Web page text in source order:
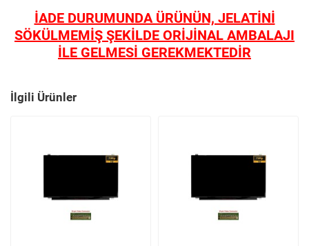
İADE DURUMUNDA ÜRÜNÜN, JELATİNİ
SÖKÜLMEMİŞ ŞEKİLDE ORİJİNAL AMBALAJI
İLE GELMESİ GEREKMEKTEDİR
İlgili Ürünler